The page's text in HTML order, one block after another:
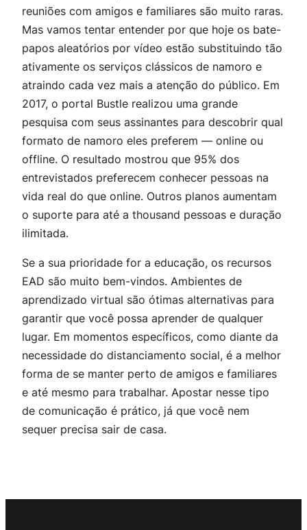
reuniões com amigos e familiares são muito raras.
Mas vamos tentar entender por que hoje os bate-
papos aleatórios por vídeo estão substituindo tão
ativamente os serviços clássicos de namoro e
atraindo cada vez mais a atenção do público. Em
2017, o portal Bustle realizou uma grande
pesquisa com seus assinantes para descobrir qual
formato de namoro eles preferem — online ou
offline. O resultado mostrou que 95% dos
entrevistados preferecem conhecer pessoas na
vida real do que online. Outros planos aumentam
o suporte para até a thousand pessoas e duração
ilimitada.
Se a sua prioridade for a educação, os recursos
EAD são muito bem-vindos. Ambientes de
aprendizado virtual são ótimas alternativas para
garantir que você possa aprender de qualquer
lugar. Em momentos específicos, como diante da
necessidade do distanciamento social, é a melhor
forma de se manter perto de amigos e familiares
e até mesmo para trabalhar. Apostar nesse tipo
de comunicação é prático, já que você nem
sequer precisa sair de casa.